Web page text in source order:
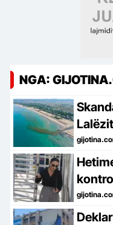
NGA:
zeza
4”,